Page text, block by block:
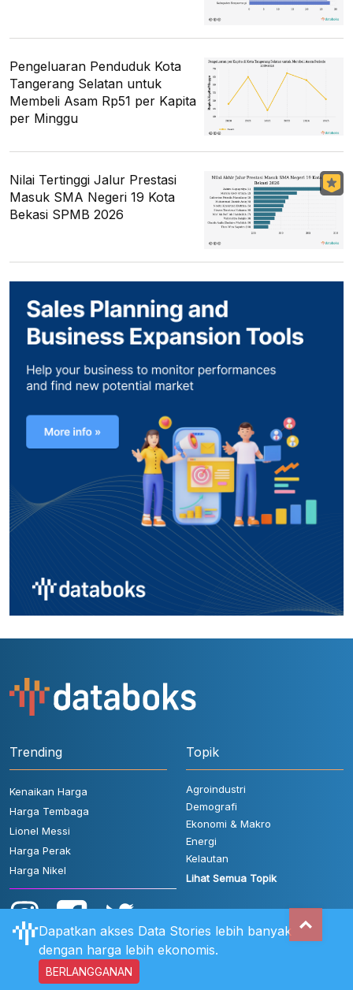
Pengeluaran Penduduk Kota
Tangerang Selatan untuk
Membeli Asam Rp51 per Kapita
per Minggu
Nilai Tertinggi Jalur Prestasi
Masuk SMA Negeri 19 Kota
Bekasi SPMB 2026
Trending
Kenaikan Harga
Harga Tembaga
Lionel Messi
Harga Perak
Harga Nikel
Topik
Agroindustri
Demografi
Ekonomi & Makro
Energi
Kelautan
Lihat Semua Topik
Aturan Pengguna Hubungi Kami
Dapatkan akses Data Stories lebih banyak
dengan harga lebih ekonomis.
BERLANGGANAN